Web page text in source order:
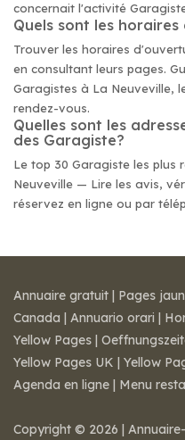
concernait l'activité
Quels sont les
Trouver les horaires
en consultant leurs pages.
Garagistes à La Neuveville,
rendez-vous.
Quelles sont les
des Garagiste?
Le top 30 Garagiste les plus
Neuveville — Lire les avis,
réservez en ligne ou par
Annuaire gratuit | Pages
Canada | Annuario orari |
Yellow Pages |
Yellow Pages UK | Yellow
Agenda en ligne | Menu
Copyright © 2026 |